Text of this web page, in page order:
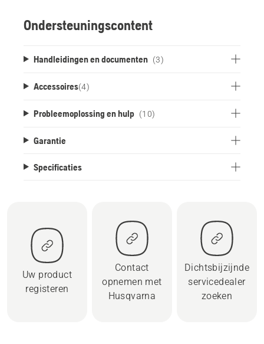
Ondersteuningscontent
Handleidingen en documenten (3)
Accessoires(4)
Probleemoplossing en hulp (10)
Garantie
Specificaties
Uw product
registeren
Contact
opnemen met
Husqvarna
Dichtsbijzijnde
servicedealer
zoeken